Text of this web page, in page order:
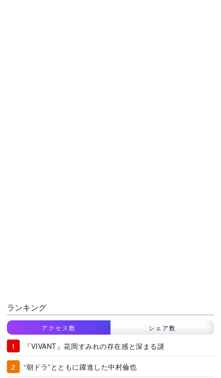
ランキング
アクセス数 シェア数
『VIVANT』花岡すみれの存在感と深まる謎
“朝ドラ”とともに躍進した中村倫也